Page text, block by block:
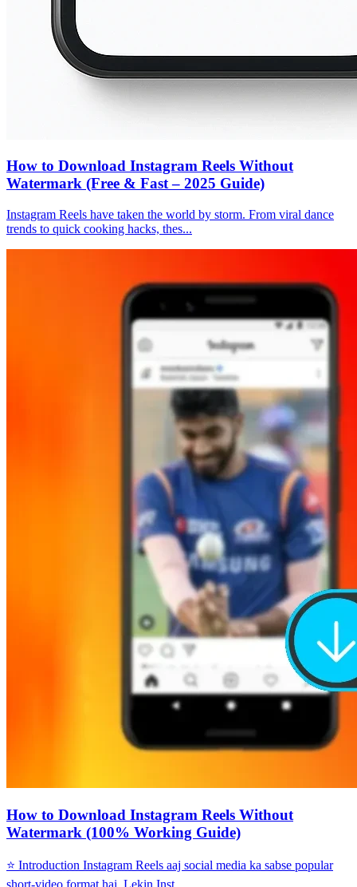
How to Download Instagram Reels Without
Watermark (Free & Fast – 2025 Guide)
Instagram Reels have taken the world by storm. From viral dance
trends to quick cooking hacks, thes...
How to Download Instagram Reels Without
Watermark (100% Working Guide)
⭐ Introduction Instagram Reels aaj social media ka sabse popular